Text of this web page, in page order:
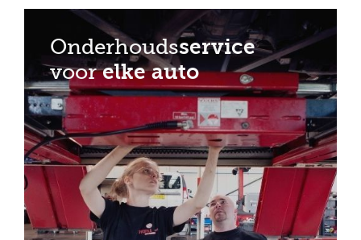
Onderhoudsservice
voorelke auto